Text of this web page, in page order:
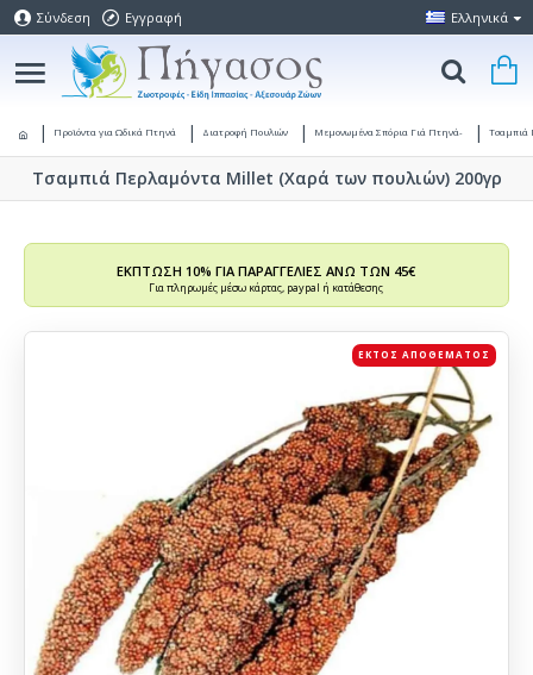
Σύνδεση Εγγραφή Ελληνικά
Προϊόντα για Ωδικά Πτηνά Διατροφή Πουλιών Μεμονωμένα Σπόρια Γιά Πτηνά- Τσαμπιά
Τσαμπιά Περλαμόντα Millet (Χαρά των πουλιών) 200γρ
ΕΚΠΤΩΣΗ 10% ΓΙΑ ΠΑΡΑΓΓΕΛΙΕΣ ΑΝΩ ΤΩΝ 45€
Για πληρωμές μέσω κάρτας, paypal ή κατάθεσης
ΕΚΤΌΣ ΑΠΟΘΈΜΑΤΟΣ